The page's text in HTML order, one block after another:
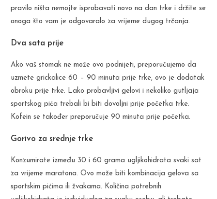
pravilo ništa nemojte isprobavati novo na dan trke i držite se
onoga što vam je odgovaralo za vrijeme dugog trčanja.
Dva sata prije
Ako vaš stomak ne može ovo podnijeti, preporučujemo da
uzmete grickalice 60 – 90 minuta prije trke, ovo je dodatak
obroku prije trke. Lako probavljivi gelovi i nekoliko gutljaja
sportskog pića trebali bi biti dovoljni prije početka trke.
Kofein se također preporučuje 90 minuta prije početka.
Gorivo za srednje trke
Konzumirate između 30 i 60 grama ugljikohidrata svaki sat
za vrijeme maratona. Ovo može biti kombinacija gelova sa
sportskim pićima ili žvakama. Količina potrebnih